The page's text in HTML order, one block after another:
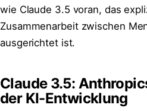
wie Claude 3.5 voran, das
Zusammenarbeit zwischen
ausgerichtet ist.
Claude 3.5:
der KI-Entwicklung